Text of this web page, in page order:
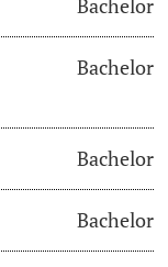
Bachelor
Bachelor
Bachelor
Bachelor